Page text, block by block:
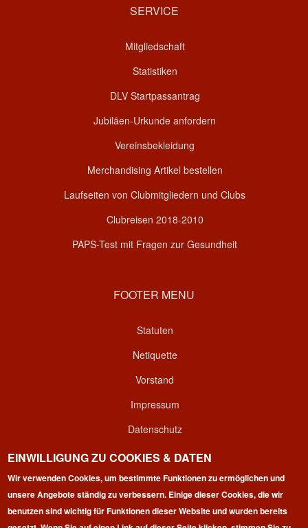
SERVICE
Mitgliedschaft
Statistiken
DLV Startpassantrag
Jubiläen-Urkunde anfordern
Vereinsbekleidung
Merchandising Artikel bestellen
Laufseiten von Clubmitgliedern und Clubs
Clubreisen 2018-2010
PAPS-Test mit Fragen zur Gesundheit
FOOTER MENU
Statuten
Netiquette
Vorstand
Impressum
Datenschutz
Kontakt
Login
EINWILLIGUNG ZU COOKIES & DATEN
Wir verwenden Cookies, um bestimmte Funktionen zu ermöglichen und
unsere Angebote ständig zu verbessern. Einige dieser Cookies, die wir
benutzen sind wichtig für Funktionen dieser Website und wurden bereits